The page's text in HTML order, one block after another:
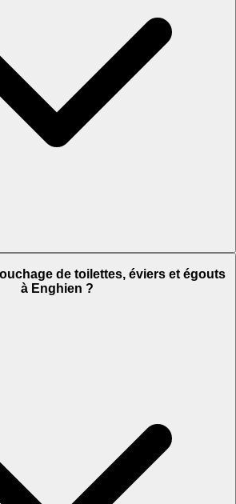
de toilettes, éviers et égouts
à Enghien ?